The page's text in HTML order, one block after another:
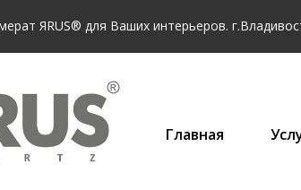
ЯRUS® для Ваших интерьеров.
Главная